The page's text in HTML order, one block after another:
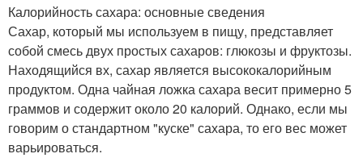
Калорийность сахара: основные сведения
Сахар, который мы используем в пищу, представляет
собой смесь двух простых сахаров: глюкозы и фруктозы.
Находящийся вх, сахар является высококалорийным
продуктом. Одна чайная ложка сахара весит примерно 5
граммов и содержит около 20 калорий. Однако, если мы
говорим о стандартном "куске" сахара, то его вес может
варьироваться.